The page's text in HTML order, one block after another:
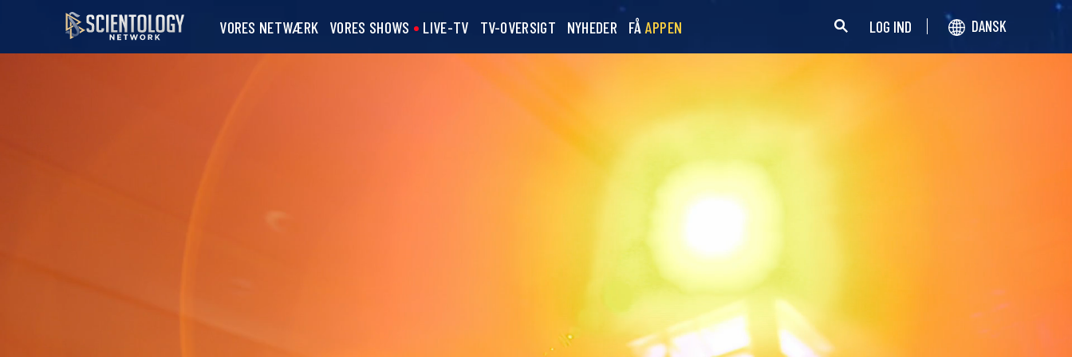
VORES NETWÆRK VORES SHOWS LIVE-TV TV-OVERSIGT NYHEDER FÅ APPEN LOG IND DANSK